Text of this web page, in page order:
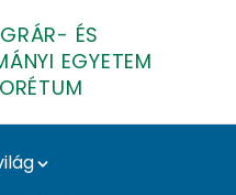
ÉS
EGYETEM